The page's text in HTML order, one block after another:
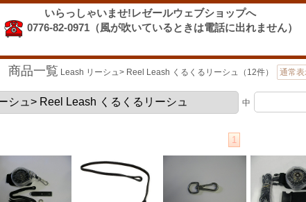
いらっしゃいませ!レゼールウェブショップへ
0776-82-0971（風が吹いているときは電話に出れません）
商品一覧 Leash リーシュ> Reel Leash くるくるリーシュ（12件） 通常
中
1